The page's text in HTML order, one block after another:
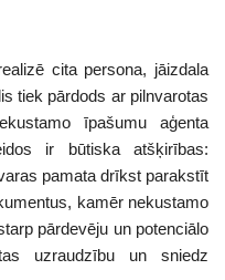
cita persona, jāizdala
tiek pārdods ar pilnvarotas
īpašumu aģenta
ir būtiska atšķirības:
pamata drīkst parakstīt
kamēr nekustamo
pārdevēju un potenciālo
uzraudzību un sniedz